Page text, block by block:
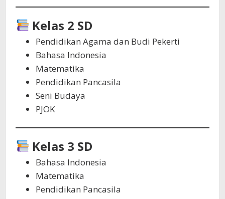
Kelas 2 SD
Pendidikan Agama dan Budi Pekerti
Bahasa Indonesia
Matematika
Pendidikan Pancasila
Seni Budaya
PJOK
Kelas 3 SD
Bahasa Indonesia
Matematika
Pendidikan Pancasila